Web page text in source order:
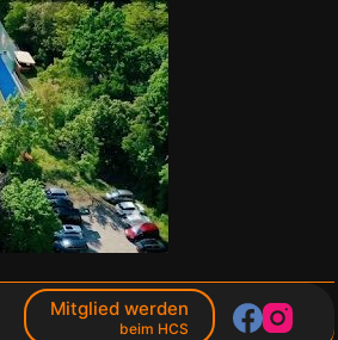
Mitglied werden
beim HCS